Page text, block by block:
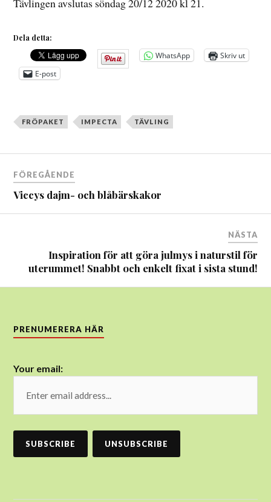
Tävlingen avslutas söndag 20/12 2020 kl 21.
Dela detta:
WhatsApp
Skriv ut
E-post
FRÖPAKET IMPECTA TÄVLING
Inläggsnavigering
FÖREGÅENDE
Viccys dajm- och blåbärskakor
NÄSTA
Inspiration för att göra julmys i naturstil för
uterummet! Snabbt och enkelt fixat i sista stund!
PRENUMERERA HÄR
Your email: